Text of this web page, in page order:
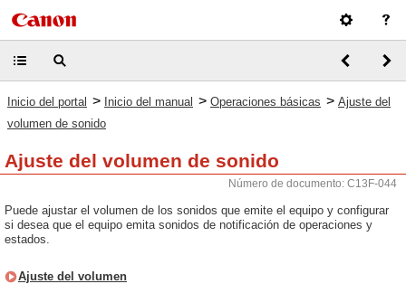
Inicio del portal > Inicio del manual > Operaciones básicas > Ajuste del
volumen de sonido
Ajuste del volumen de sonido
Número de documento: C13F-044
Puede ajustar el volumen de los sonidos que emite el equipo y configurar
si desea que el equipo emita sonidos de notificación de operaciones y
estados.
Ajuste del volumen